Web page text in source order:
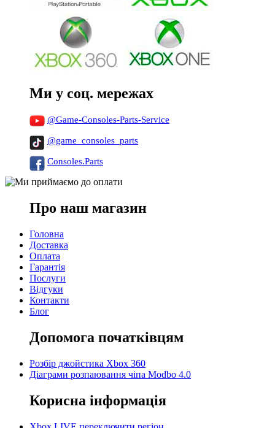
Ми у соц. мережах
@Game-Consoles-Parts-Service
@game_consoles_parts
Consoles.Parts
Про наш магазин
Головна
Доставка
Оплата
Гарантія
Послуги
Відгуки
Контакти
Блог
Допомога початківцям
Розбір джойстика Xbox 360
Діаграми розпаювання чіпа Modbo 4.0
Корисна інформація